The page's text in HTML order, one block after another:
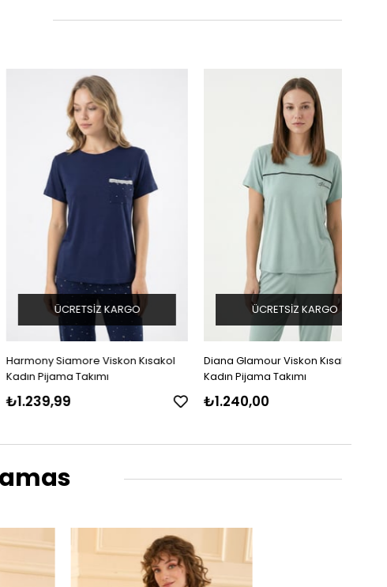
Siamore Viskon Kısakol
Takımı
ÜCRETSIZ KARGO
Diana Glamour Viskon Kısakol
Kadın Pijama Takımı
₺1.240,00
ÜCRETSIZ KARGO